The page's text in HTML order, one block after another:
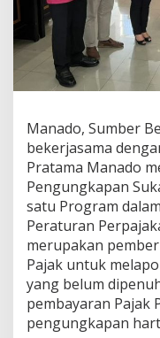
S
e
t
o
r
P
j
a
k
R
p
1
5
0
m
i
l
i
a
r
Manado, Sumber
bekerjasama
Pratama Manado
Pengungkapan
satu Program
Peraturan
merupakan
Pajak untuk
yang belum
pembayaran Pajak
pengungkapan